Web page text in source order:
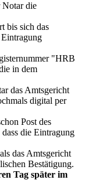
Notar die
bis sich das
"HRB
in dem
das Amtsgericht
digital per
Post des
die Eintragung
das Amtsgericht
Bestätigung.
Tag später im